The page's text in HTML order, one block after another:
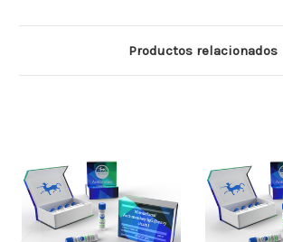
Productos relacionados